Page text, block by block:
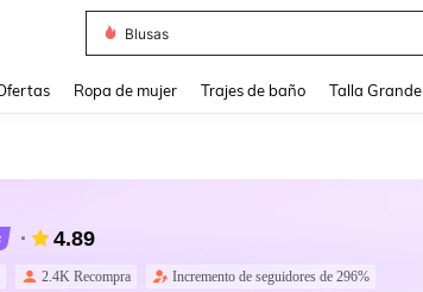
Jeans
Ropa de mujer Trajes de baño Talla Grande
4.89
2.4K Recompra Incremento de seguidores de 296%